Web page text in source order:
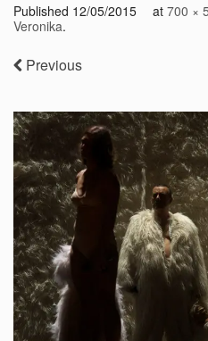
Published 12/05/2015 at 700 ×
Veronika.
Previous